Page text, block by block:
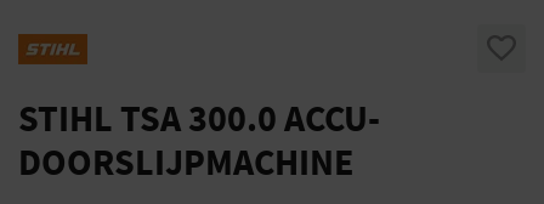
STIHL TSA 300.0 ACCU-
DOORSLIJPMACHINE